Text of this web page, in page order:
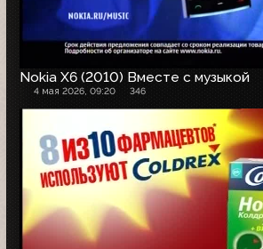
Nokia X6 (2010) Вместе с музыкой
4 мая 2026, 09:20 346